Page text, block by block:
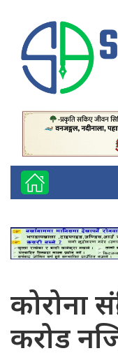
कोरोना
करोड